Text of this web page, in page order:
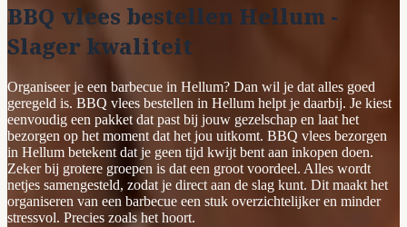
BBQ vlees bestellen Hellum -
Slager kwaliteit
Organiseer je een barbecue in Hellum? Dan wil je dat alles goed
geregeld is. BBQ vlees bestellen in Hellum helpt je daarbij. Je kiest
eenvoudig een pakket dat past bij jouw gezelschap en laat het
bezorgen op het moment dat het jou uitkomt. BBQ vlees bezorgen
in Hellum betekent dat je geen tijd kwijt bent aan inkopen doen.
Zeker bij grotere groepen is dat een groot voordeel. Alles wordt
netjes samengesteld, zodat je direct aan de slag kunt. Dit maakt het
organiseren van een barbecue een stuk overzichtelijker en minder
stressvol. Precies zoals het hoort.